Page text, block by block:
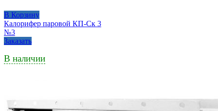
В Корзину
Калорифер паровой КП-Ск 3
№3
Заказать
В наличии